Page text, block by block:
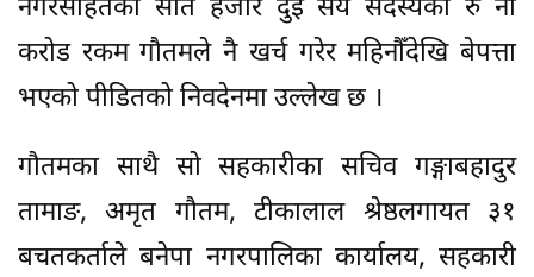
नगरसहितका सात हजार दुई सय सदस्यको रु नौ
करोड रकम गौतमले नै खर्च गरेर महिनौँदेखि बेपत्ता
भएको पीडितको निवदेनमा उल्लेख छ ।
गौतमका साथै सो सहकारीका सचिव गङ्गाबहादुर
तामाङ, अमृत गौतम, टीकालाल श्रेष्ठलगायत ३१
बचतकर्ताले बनेपा नगरपालिका कार्यालय, सहकारी